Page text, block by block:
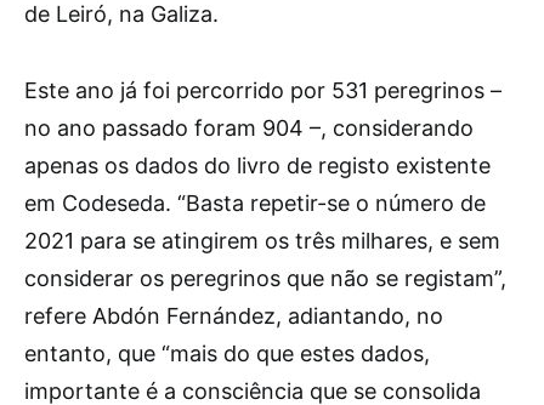
de Leiró, na Galiza.
Este ano já foi percorrido por 531 peregrinos –
no ano passado foram 904 –, considerando
apenas os dados do livro de registo existente
em Codeseda. “Basta repetir-se o número de
2021 para se atingirem os três milhares, e sem
considerar os peregrinos que não se registam”,
refere Abdón Fernández, adiantando, no
entanto, que “mais do que estes dados,
importante é a consciência que se consolida